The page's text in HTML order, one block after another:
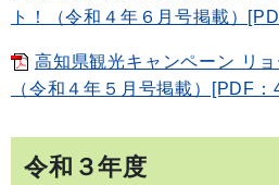
ト！（令和４年６月号掲載）
高知県観光キャンペーン リョ
（令和４年５月号掲載）[PDF：
令和３年度